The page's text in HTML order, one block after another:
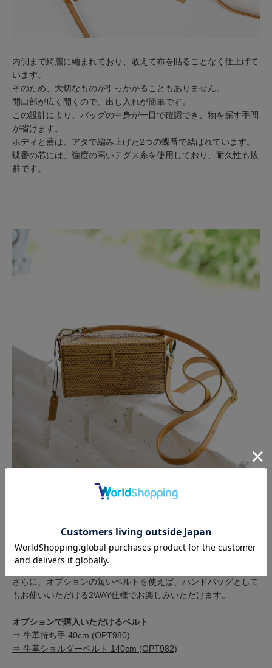
内側まで綺麗に編まれており、敢えて布を貼ることなく仕上げて
います。
そのため、大切なものが引っかかることもありません。
開口部が広く開くので、出し入れが簡単です。
この設計により、バッグの中身が一目で確認でき、物を探す手間
が省けます。
ボディと蓋は、アタで編み上げた2つの蝶番で結ばれています。
蝶番の芯には、強度の高いテグス糸を使用しており、耐久性も抜
群です。
ベルト部分に使用された牛革は上品な風合いがあり、バッグ全体
に高級感を与えています。
ベルトには10個の調節穴があり、100cmから140cmまでお好み
万が一ショルダーベルトが傷んだ場合は、オプションで交換用ベ
ルトをご購入いただけます。
さらに、オプションの短いベルトを使えば、ハンドバッグとして
もお使いいただける2WAY仕様でお楽しみいただけます。
オプションで購入いただけるベルト
⇒ 牛革持ち手 40cm (OPT980)
⇒ 牛革ショルダーベルト 140cm (OPT982)